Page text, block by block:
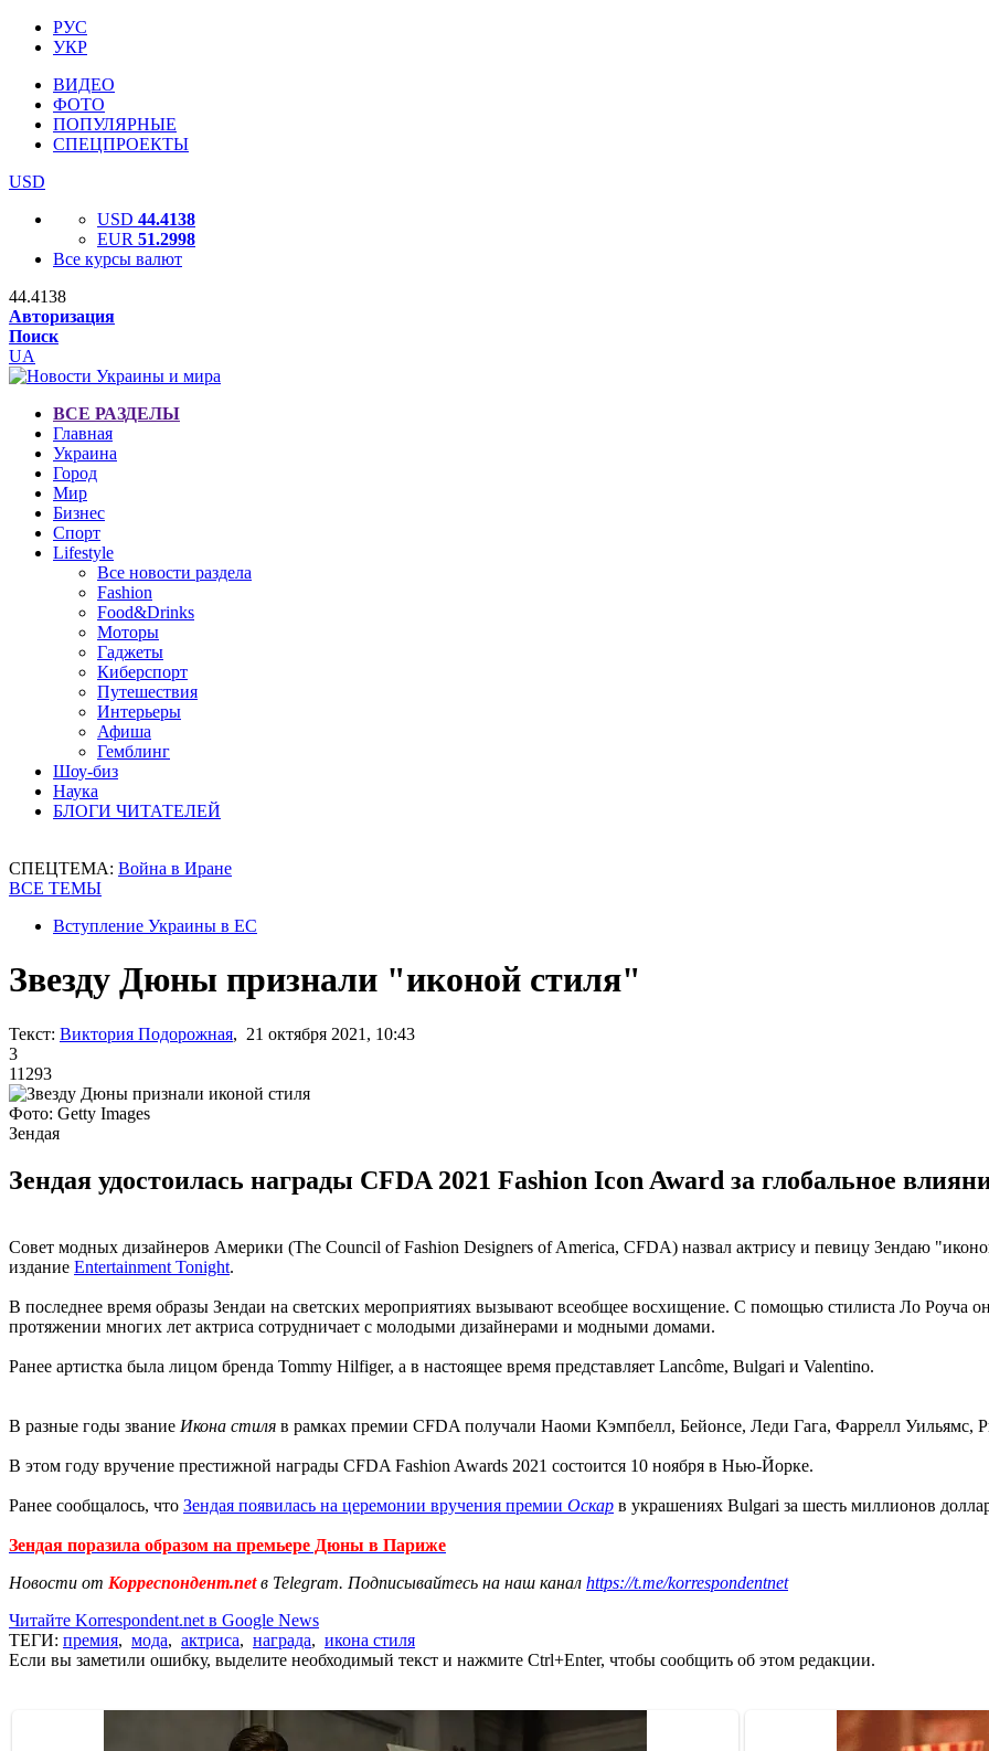
РУС
УКР
ВИДЕО
ФОТО
ПОПУЛЯРНЫЕ
СПЕЦПРОЕКТЫ
USD
USD 44.4138
EUR 51.2998
Все курсы валют
44.4138
Авторизация
Поиск
UA
ВСЕ РАЗДЕЛЫ
Главная
Украина
Город
Мир
Бизнес
Спорт
Lifestyle
Все новости раздела
Fashion
Food&Drinks
Моторы
Гаджеты
Киберспорт
Путешествия
Интерьеры
Афиша
Гемблинг
Шоу-биз
Наука
БЛОГИ ЧИТАТЕЛЕЙ
СПЕЦТЕМА: Война в Иране
ВСЕ ТЕМЫ
Вступление Украины в ЕС
Звезду Дюны признали "иконой стиля"
Текст: Виктория Подорожная, 21 октября 2021, 10:43
3
11293
Фото: Getty Images
Зендая
Зендая удостоилась награды CFDA 2021 Fashion Icon Award за глобальное
Совет модных дизайнеров Америки (The Council of Fashion Designers of America, CFDA) назвал актрису и певицу Зендаю
издание Entertainment Tonight.
В последнее время образы Зендаи на светских мероприятиях вызывают всеобщее восхищение. С помощью стилиста Ло Роуча
протяжении многих лет актриса сотрудничает с молодыми дизайнерами и модными домами.
Ранее артистка была лицом бренда Tommy Hilfiger, а в настоящее время представляет Lancôme, Bulgari и Valentino.
В разные годы звание Икона стиля в рамках премии CFDA получали Наоми Кэмпбелл, Бейонсе, Леди Гага, Фаррелл Уильямс,
В этом году вручение престижной награды CFDA Fashion Awards 2021 состоится 10 ноября в Нью-Йорке.
Ранее сообщалось, что Зендая появилась на церемонии вручения премии Оскар в украшениях Bulgari за шесть миллионов
Зендая поразила образом на премьере Дюны в Париже
Новости от Корреспондент.netв Telegram. Подписывайтесь на наш канал https://t.me/korrespondentnet
Читайте Korrespondent.net в Google News
ТЕГИ: премия, мода, актриса, награда, икона стиля
Если вы заметили ошибку, выделите необходимый текст и нажмите Ctrl+Enter, чтобы сообщить об этом редакции.